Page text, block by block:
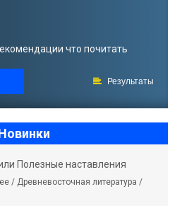
что почитать
Результаты
Полезные наставления
/ Древневосточная литература /